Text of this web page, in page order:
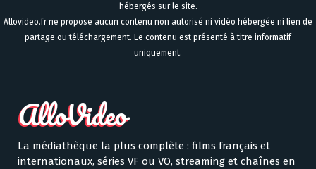
hébergés sur le site.
Allovideo.fr ne propose aucun contenu non autorisé ni vidéo hébergée ni lien de
partage ou téléchargement. Le contenu est présenté à titre informatif
uniquement.
La médiathèque la plus complète : films français et
internationaux, séries VF ou VO, streaming et chaînes en